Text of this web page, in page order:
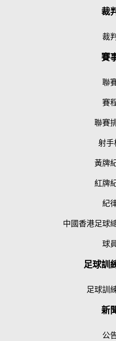
裁
裁判
賽
聯
賽
聯賽
射手
黃牌
紅牌
紀
中國香港足球
球
足球訓
足球訓
新
公